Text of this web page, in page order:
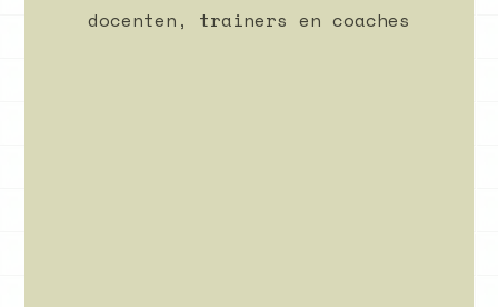
docenten, trainers en coaches